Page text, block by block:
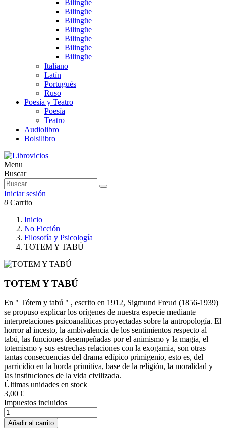
Bilingüe
Bilingüe
Bilingüe
Bilingüe
Bilingüe
Bilingüe
Bilingüe
Italiano
Latín
Portugués
Ruso
Poesía y Teatro
Poesía
Teatro
Audiolibro
Bolsilibro
Menu
Buscar
Iniciar sesión
0 Carrito
Inicio
No Ficción
Filosofía y Psicología
TOTEM Y TABÚ
TOTEM Y TABÚ
En " Tótem y tabú " , escrito en 1912, Sigmund Freud (1856-1939)
se propuso explicar los orígenes de nuestra especie mediante
interpretaciones psicoanalíticas proyectadas sobre la antropología. El
horror al incesto, la ambivalencia de los sentimientos respecto al
tabú, las funciones desempeñadas por el animismo y la magia, el
totemismo y sus estrechas relaciones con la exogamia, son otras
tantas consecuencias del drama edípico primigenio, esto es, del
parricidio en la horda primitiva, base de la religión, la moralidad y
las instituciones de la vida civilizada.
Últimas unidades en stock
3,00 €
Impuestos incluidos
Añadir al carrito